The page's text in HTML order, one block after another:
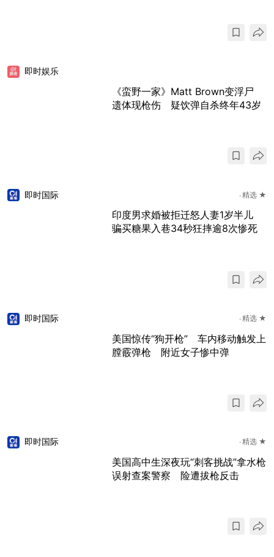
即时娱乐
《蛮野一家》Matt Brown变浮尸
遗体现枪伤 疑饮弹自杀终年43岁
即时国际 精选 ★
印度男求婚被拒迁怒人妻1岁半儿
骗买糖果入巷34秒狂摔逾8次惨死
即时国际 精选 ★
美国惊传“狗开枪” 车内移动触发上
膛霰弹枪 附近女子惨中弹
即时国际 精选 ★
美国高中生深夜玩“刺客挑战”拿水枪
误射查案警察 险遭拔枪反击